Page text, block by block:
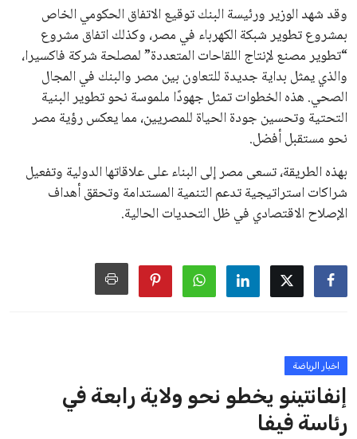
على الجانب الآخر، تتركز المعارضة بشكل ملحوظ داخل القارة
الأوروبية، حيث ارتفعت حدة الانتقادات الموجهة إلى إنفانتينو
بسبب التوسع المستمر في البطولات الدولية وأثر ذلك على الجدول
الزمني للمسابقات المحلية. وقد دعا رئيس رابطة الدوري الإسباني،
خافيير تيباس، إلى تنحّي إنفانتينو، معتبراً أن سياساته تضر بصناعة
كرة القدم وتزيد من ضغوط المباريات.
على الرغم من هذه الانتقادات، تشير التوقعات إلى أن إنفانتينو
يمتلك فرصًا كبيرة للفوز بولاية جديدة، خصوصًا في ظل غياب
منافس قوي يتمتع بإجماع داخل الأسرة الكروية الدولية. هذا يعزز
من فرص استمراره في قيادة “فيفا” حتى عام 2031.